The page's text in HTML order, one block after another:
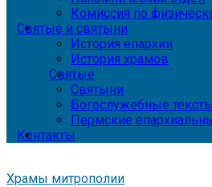
Комиссия по
Святые и святыни
История епархии
История храмов
Святые
Святыни
Богослужебные тексты
Пермские
Контакты
Храмы митрополии